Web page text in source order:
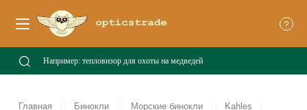
?
Главная Бинокли Морские бинокли Kahles